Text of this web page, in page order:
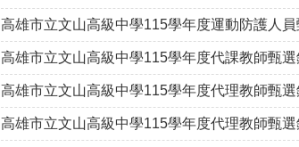
高雄市立文山高級中學115學年度運動防護人
高雄市立文山高級中學115學年度代課教師甄
高雄市立文山高級中學115學年度代理教師甄
高雄市立文山高級中學115學年度代理教師甄